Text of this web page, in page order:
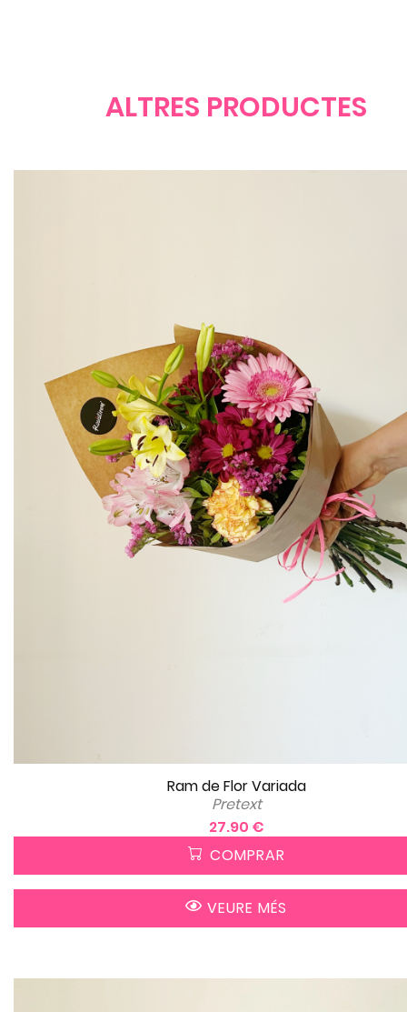
ALTRES PRODUCTES
Ram de Flor Variada
Pretext
27.90 €
COMPRAR
VEURE MÉS